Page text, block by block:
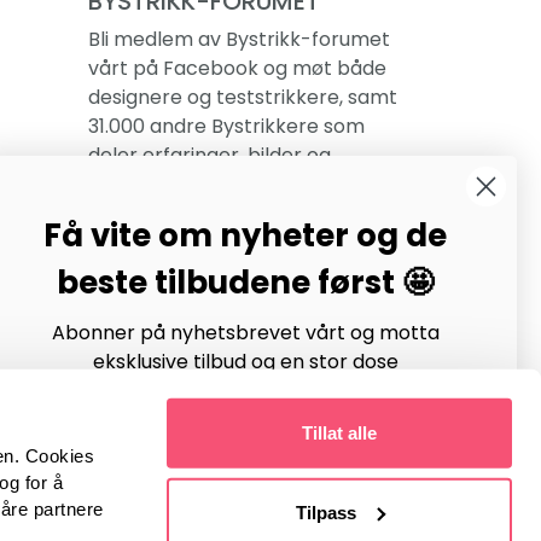
Cookies
for å
partnere
Tillat alle
Tilpass
Bli medlem av Bystrikk-forumet
vårt på Facebook og møt både
designere og teststrikkere, samt
31.000 andre Bystrikkere som
deler erfaringer, bilder og
Bli medlem her.
Få vite om nyheter og de
beste tilbudene først 🤩
Abonner på nyhetsbrevet vårt og motta
eksklusive tilbud og en stor dose
strikkeinspirasjon hver uke!